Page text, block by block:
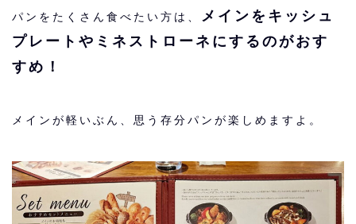
パンをたくさん食べたい方は、 メインをキッシュ
プレートやミネストローネにするのがおす
すめ！
メインが軽いぶん、思う存分パンが楽しめますよ。